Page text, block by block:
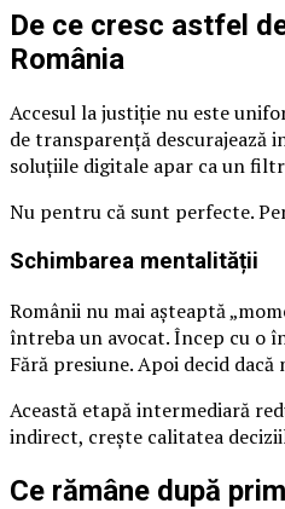
De ce cresc astfel
România
Accesul la justiție nu este
de transparență descurajează
soluțiile digitale apar ca un
Nu pentru că sunt perfecte.
Schimbarea mentalității
Românii nu mai așteaptă
întreba un avocat. Încep cu o
Fără presiune. Apoi decid
Această etapă intermediară
indirect, crește calitatea
Ce rămâne după